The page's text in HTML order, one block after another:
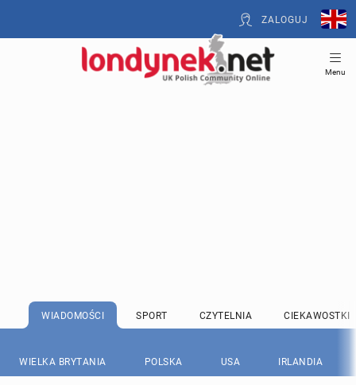
ZALOGUJ
Menu
WIADOMOŚCI SPORT CZYTELNIA CIEKAWOSTKI
WIELKA BRYTANIA POLSKA USA IRLANDIA